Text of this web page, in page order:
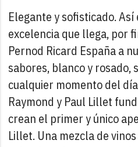
Elegante y sofisticado.
excelencia que llega, por
Pernod Ricard España a
sabores, blanco y rosado,
cualquier momento del
Raymond y Paul Lillet
crean el primer y único
Lillet. Una mezcla de vinos